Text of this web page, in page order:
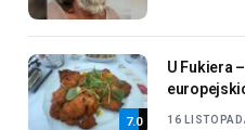
7.0
U Fukiera
16